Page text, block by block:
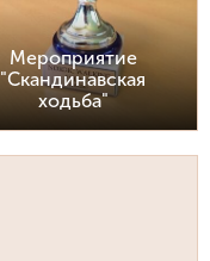
Мероприятие
"Скандинавская
ходьба"